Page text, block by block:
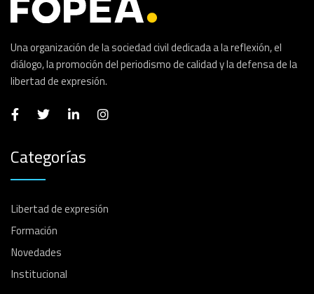
Una organización de la sociedad civil dedicada a la reflexión, el
diálogo, la promoción del periodismo de calidad y la defensa de la
libertad de expresión.
Categorías
Libertad de expresión
Formación
Novedades
Institucional